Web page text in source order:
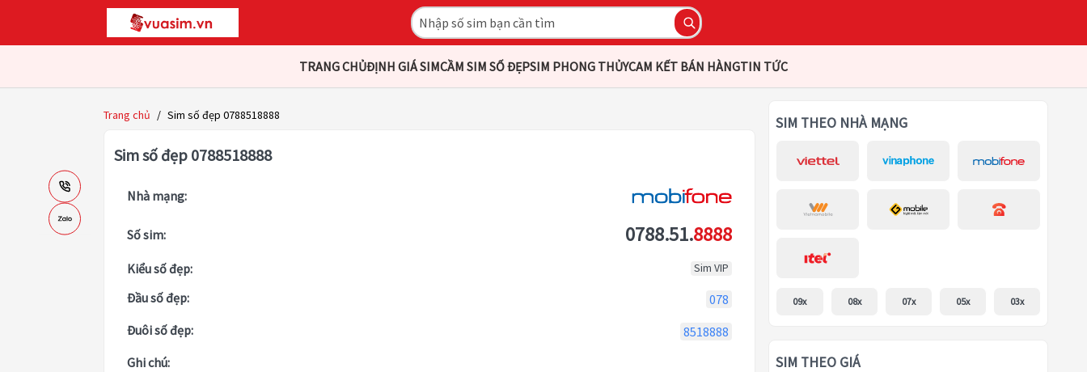
TRANG CHỦĐỊNH GIÁ SIMCẦM SIM SỐ ĐẸPSIM PHONG THỦYCAM KẾT BÁN HÀNGTIN TỨC
Trang chủ / Sim số đẹp 0788518888
Sim số đẹp 0788518888
Nhà mạng:
Số sim: 0788.51.8888
Kiểu số đẹp: Sim VIP
Đầu số đẹp:
078
Đuôi số đẹp:
8518888
Ghi chú:
SIM THEO NHÀ MẠNG
09x 08x 07x 05x 03x
SIM THEO GIÁ